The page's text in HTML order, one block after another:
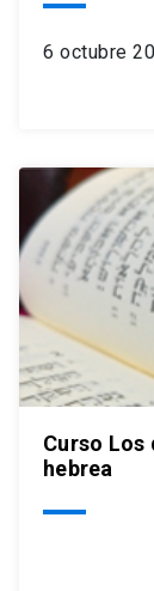
6 octubre
Curso Los
hebrea